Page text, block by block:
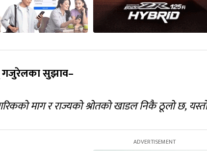
गजुरेलका सुझाव–
माग र राज्यको श्रोतको खाडल निकै ठूलो छ,